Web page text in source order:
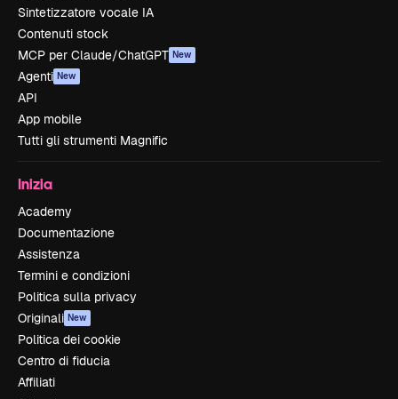
Sintetizzatore vocale IA
Contenuti stock
MCP per Claude/ChatGPT New
Agenti New
API
App mobile
Tutti gli strumenti Magnific
Inizia
Academy
Documentazione
Assistenza
Termini e condizioni
Politica sulla privacy
Originali New
Politica dei cookie
Centro di fiducia
Affiliati